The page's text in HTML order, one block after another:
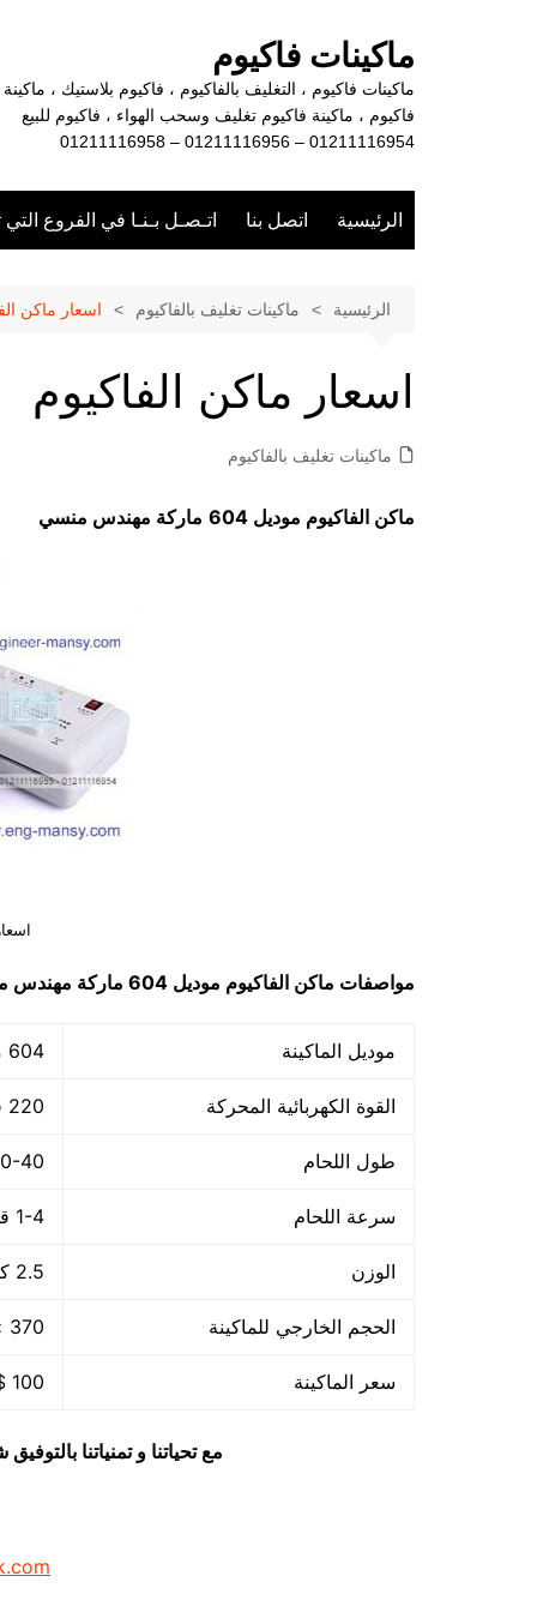
ماكينات فاكيوم
ماكينات فاكيوم ، التغليف بالفاكيوم ، فاكيوم بلاستيك ، ماكينة
فاكيوم ، ماكينة فاكيوم تغليف وسحب الهواء ، فاكيوم للبيع
01211116954 – 01211116956 – 01211116958
الرئيسية اتصل بنا اتـصـل بـنـا في الفروع
الرئيسية ماكينات تغليف بالفاكيوم اسعار ماكن
اسعار ماكن الفاكيوم
ماكينات تغليف بالفاكيوم
ماكن الفاكيوم موديل 604 ماركة مهندس منسي
مواصفات ماكن الفاكيوم موديل 604 ماركة مهندس
موديل الماكينة 604 ماركة مهندس منسي
القوة الكهربائية المحركة 220 فولت – 50هرتز
طول اللحام 30-40
سرعة اللحام 1-4 قطعة/الدقيقة
الوزن 2.5 كجم
الحجم الخارجي للماكينة 370 × 140 × 73 مم
سعر الماكينة 100 $ او ما يعادله بالجنيه المصرى
مع تحياتنا و تمنياتنا